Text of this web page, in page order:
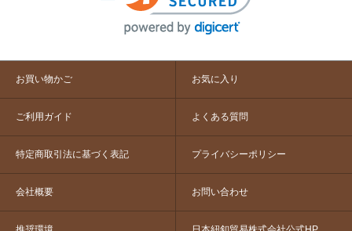
お買い物かご お気に入り
ご利用ガイド よくある質問
特定商取引法に基づく表記 プライバシーポリシー
会社概要 お問い合わせ